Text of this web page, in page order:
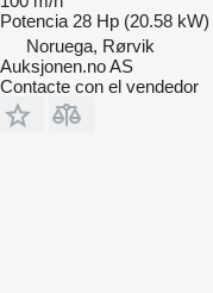
Potencia 28 Hp (20.58 kW)
Noruega, Rørvik
Auksjonen.no AS
Contacte con el vendedor